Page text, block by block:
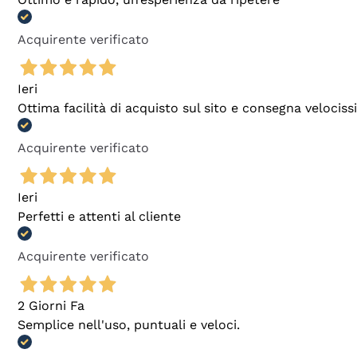
Acquirente verificato
Ieri
Ottima facilità di acquisto sul sito e consegna
Acquirente verificato
Ieri
Perfetti e attenti al cliente
Acquirente verificato
2 Giorni Fa
Semplice nell'uso, puntuali e veloci.